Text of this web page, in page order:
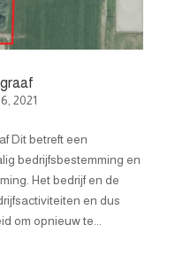
2021
Dit betreft een
bedrijfsbestemming en
Het bedrijf en de
en dus
om opnieuw te...